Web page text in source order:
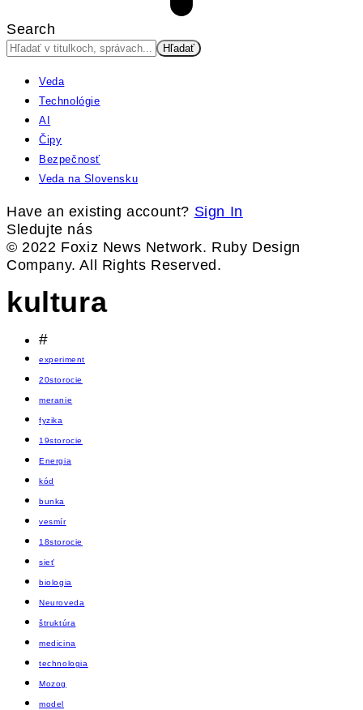
Search
Veda
Technológie
AI
Čipy
Bezpečnosť
Veda na Slovensku
Have an existing account? Sign In
Sledujte nás
© 2022 Foxiz News Network. Ruby Design
Company. All Rights Reserved.
kultura
#
experiment
20storocie
meranie
fyzika
19storocie
Energia
kód
bunka
vesmír
18storocie
sieť
biologia
Neuroveda
štruktúra
medicina
technologia
Mozog
model